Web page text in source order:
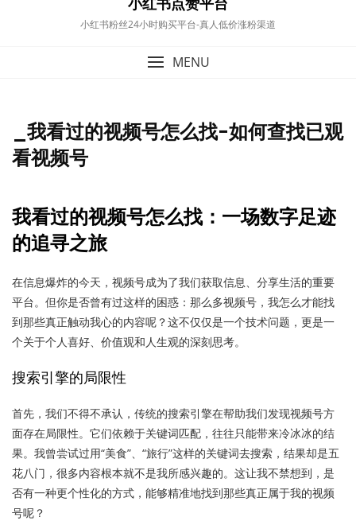
小红书粉丝24小时购买平台-真人低价涨粉渠道
MENU
_我看过的视频号怎么找-如何查找已观
看视频号
我看过的视频号怎么找：一场数字足迹
的追寻之旅
在信息爆炸的今天，视频号成为了我们获取信息、分享生活的重要
平台。但你是否曾有过这样的困惑：那么多视频号，我怎么才能找
到那些真正触动我心的内容呢？这不仅仅是一个技术问题，更是一
个关于个人喜好、价值观和人生观的深刻思考。
搜索引擎的局限性
首先，我们不得不承认，传统的搜索引擎在帮助我们发现视频号方
面存在局限性。它们依赖于关键词匹配，往往只能带来冷冰冰的结
果。我曾尝试过用“美食”、“旅行”这样的关键词去搜索，结果却是五
花八门，很多内容根本就不是我所感兴趣的。这让我不禁想到，是
否有一种更个性化的方式，能够精准地找到那些真正属于我的视频
号呢？